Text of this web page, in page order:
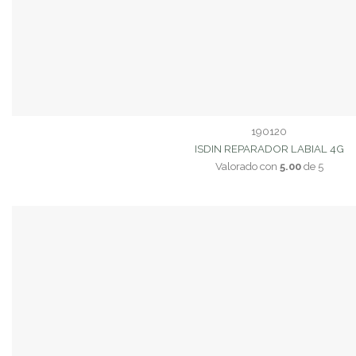
190120
ISDIN REPARADOR LABIAL 4G
Valorado con 5.00de 5